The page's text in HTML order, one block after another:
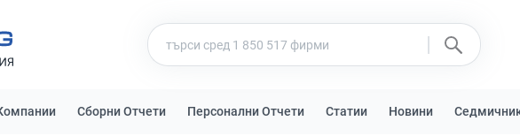
Сборни Отчети Персонални Отчети Статии Новини